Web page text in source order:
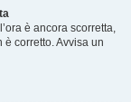
è ancora scorretta,
è corretto. Avvisa un